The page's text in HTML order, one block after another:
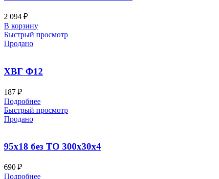
2 094 ₽
В корзину
Быстрый просмотр
Продано
ХВГ Ф12
187 ₽
Подробнее
Быстрый просмотр
Продано
95х18 без ТО 300x30x4
690 ₽
Подробнее